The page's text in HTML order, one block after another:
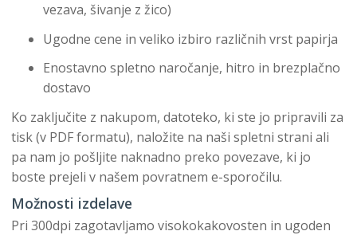
vezava, šivanje z žico)
Ugodne cene in veliko izbiro različnih vrst papirja
Enostavno spletno naročanje, hitro in brezplačno
dostavo
Ko zaključite z nakupom, datoteko, ki ste jo pripravili za
tisk (v PDF formatu), naložite na naši spletni strani ali
pa nam jo pošljite naknadno preko povezave, ki jo
boste prejeli v našem povratnem e-sporočilu.
Možnosti izdelave
Pri 300dpi zagotavljamo visokokakovosten in ugoden